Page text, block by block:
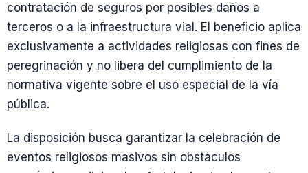
contratación de seguros por posibles daños a
terceros o a la infraestructura vial. El beneficio aplica
exclusivamente a actividades religiosas con fines de
peregrinación y no libera del cumplimiento de la
normativa vigente sobre el uso especial de la vía
pública.
La disposición busca garantizar la celebración de
eventos religiosos masivos sin obstáculos